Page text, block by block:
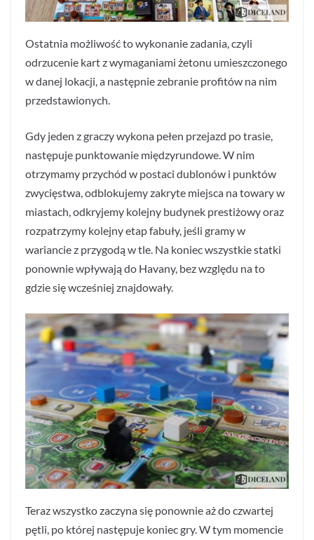
Ostatnia możliwość to wykonanie zadania, czyli
odrzucenie kart z wymaganiami żetonu umieszczonego
w danej lokacji, a następnie zebranie profitów na nim
przedstawionych.
Gdy jeden z graczy wykona pełen przejazd po trasie,
następuje punktowanie międzyrundowe. W nim
otrzymamy przychód w postaci dublonów i punktów
zwycięstwa, odblokujemy zakryte miejsca na towary w
miastach, odkryjemy kolejny budynek prestiżowy oraz
rozpatrzymy kolejny etap fabuły, jeśli gramy w
wariancie z przygodą w tle. Na koniec wszystkie statki
ponownie wpływają do Havany, bez względu na to
gdzie się wcześniej znajdowały.
Teraz wszystko zaczyna się ponownie aż do czwartej
pętli, po której następuje koniec gry. W tym momencie